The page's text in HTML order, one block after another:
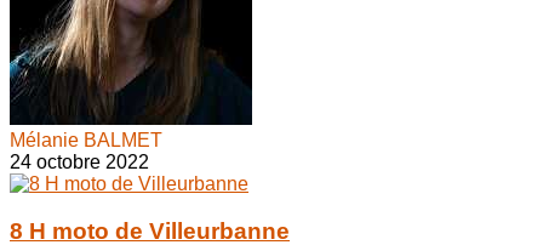
Mélanie BALMET
24 octobre 2022
8 H moto de Villeurbanne